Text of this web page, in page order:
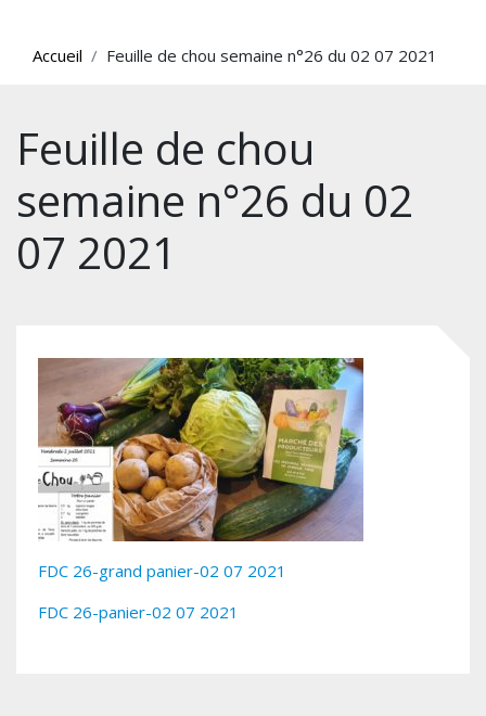
Accueil Feuille de chou semaine n°26 du 02 07 2021
Feuille de chou
semaine n°26 du 02
07 2021
FDC 26-grand panier-02 07 2021
FDC 26-panier-02 07 2021